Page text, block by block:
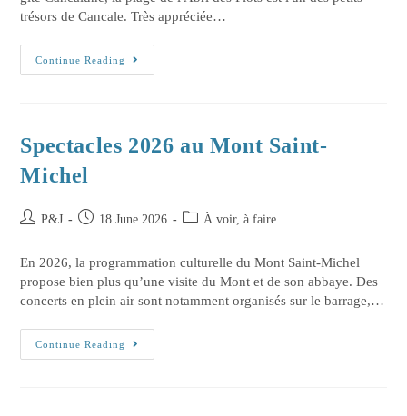
trésors de Cancale. Très appréciée…
Continue Reading
Spectacles 2026 au Mont Saint-
Michel
P&J 18 June 2026 À voir, à faire
En 2026, la programmation culturelle du Mont Saint-Michel
propose bien plus qu’une visite du Mont et de son abbaye. Des
concerts en plein air sont notamment organisés sur le barrage,…
Continue Reading